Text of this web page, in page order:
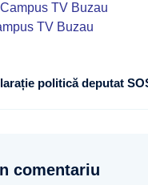
Campus TV Buzau
TV Buzau
politică deputat
comentariu